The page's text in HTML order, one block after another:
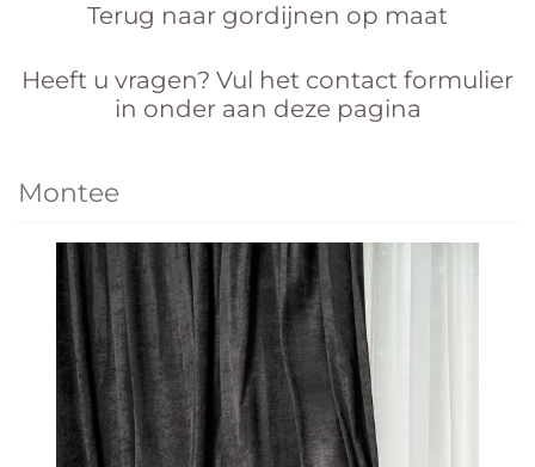
Terug naar gordijnen op maat
Heeft u vragen? Vul het contact formulier
in onder aan deze pagina
Montee